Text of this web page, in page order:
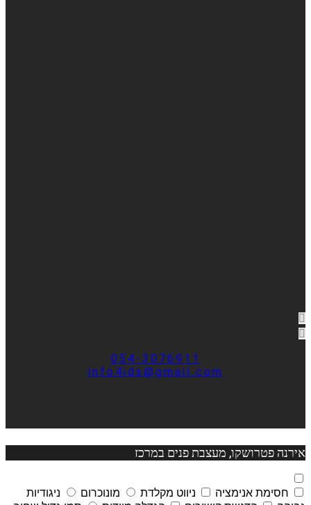
054-3076911
info4ids@gmail.com
אירנה פטרושקו, מעצבת פנים במרכז
חסימת אנימציה ניווט מקלדת מונוכרום
ניגודיות